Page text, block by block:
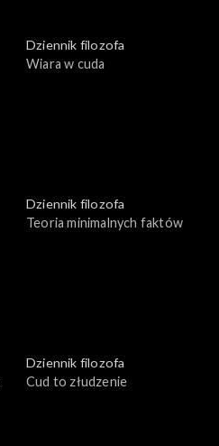
Dziennik filozofa
Wiara w cuda
Dziennik filozofa
Teoria minimalnych faktów
Dziennik filozofa
Cud to złudzenie